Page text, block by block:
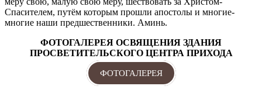
Спасителем, путём которым прошли апостолы и многие-
многие наши предшественники. Аминь.
ФОТОГАЛЕРЕЯ ОСВЯЩЕНИЯ ЗДАНИЯ
ПРОСВЕТИТЕЛЬСКОГО ЦЕНТРА ПРИХОДА
ФОТОГАЛЕРЕЯ